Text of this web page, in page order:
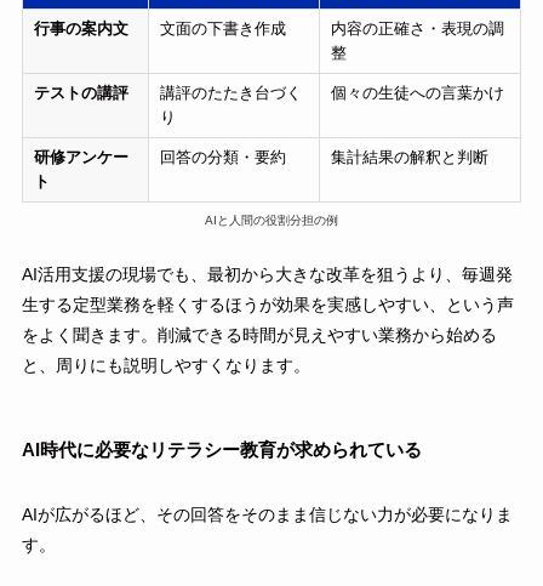
行事の案内文 文面の下書き作成
内容の正確さ・表現の調
整
テストの講評
講評のたたき台づく
り
個々の生徒への言葉かけ
研修アンケー
ト
回答の分類・要約 集計結果の解釈と判断
AIと人間の役割分担の例
AI活用支援の現場でも、最初から大きな改革を狙うより、毎週発
生する定型業務を軽くするほうが効果を実感しやすい、という声
をよく聞きます。削減できる時間が見えやすい業務から始める
と、周りにも説明しやすくなります。
AI時代に必要なリテラシー教育が求められている
AIが広がるほど、その回答をそのまま信じない力が必要になりま
す。